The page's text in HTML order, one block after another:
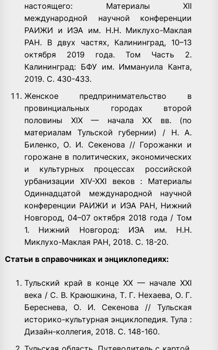
настоящего: Материалы XII
международной научной конференции
РАИЖИ и ИЭА им. Н.Н. Миклухо-Маклая
РАН. В двух частях, Калининград, 10–13
октября 2019 года. Том Часть 2.
Калининград: БФУ им. Иммануила Канта,
2019. С. 430-433.
Женское предпринимательство в
провинциальных городах второй
половины XIX — начала ХХ вв. (по
материалам Тульской губернии) / Н. А.
Биленко, О. И. Секенова // Горожанки и
горожане в политических, экономических
и культурных процессах российской
урбанизации XIV-XXI веков : Материалы
Одиннадцатой международной научной
конференции РАИЖИ и ИЭА РАН, Нижний
Новгород, 04–07 октября 2018 года / Том
1. Нижний Новгород: ИЭА им. Н.Н.
Миклухо-Маклая РАН, 2018. С. 18-20.
Статьи в справочниках и энциклопедиях:
Тульский край в конце XX — начале XXI
века / С. В. Краюшкина, Т. Г. Нехаева, О. Г.
Береснева, О. И. Секенова // Тульская
историко-культурная энциклопедия. Тула :
Дизайн-коллегия, 2018. С. 148-160.